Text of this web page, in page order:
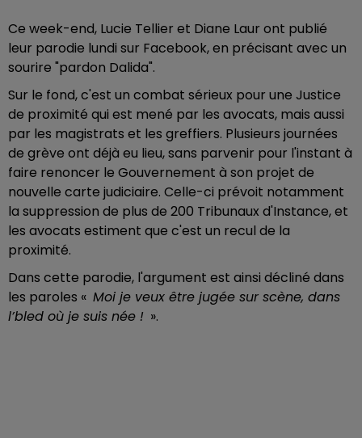
Ce week-end, Lucie Tellier et Diane Laur ont publié
leur parodie lundi sur Facebook, en précisant avec un
sourire "pardon Dalida".
Sur le fond, c'est un combat sérieux pour une Justice
de proximité qui est mené par les avocats, mais aussi
par les magistrats et les greffiers. Plusieurs journées
de grève ont déjà eu lieu, sans parvenir pour l'instant à
faire renoncer le Gouvernement à son projet de
nouvelle carte judiciaire. Celle-ci prévoit notamment
la suppression de plus de 200 Tribunaux d'Instance, et
les avocats estiment que c'est un recul de la
proximité.
Dans cette parodie, l'argument est ainsi décliné dans
les paroles « Moi je veux être jugée sur scène, dans
l’bled où je suis née ! ».